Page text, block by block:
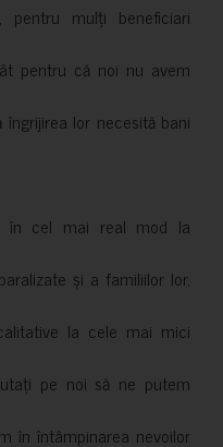
mulți beneficiari
pentru că noi nu avem
lor necesită bani
în cel mai real mod la
și a familiilor lor,
la cele mai mici
pe noi să ne putem
în întâmpinarea nevoilor